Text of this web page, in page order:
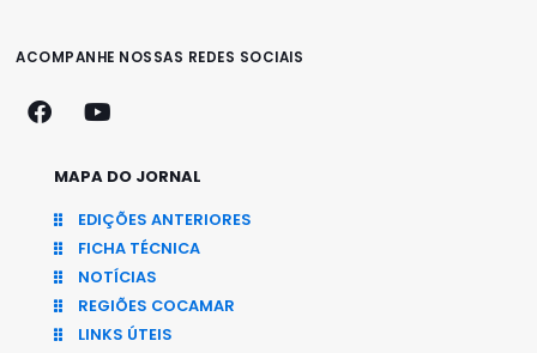
ACOMPANHE NOSSAS REDES SOCIAIS
MAPA DO JORNAL
EDIÇÕES ANTERIORES
FICHA TÉCNICA
NOTÍCIAS
REGIÕES COCAMAR
LINKS ÚTEIS